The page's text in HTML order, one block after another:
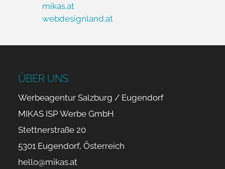
mikas.at
webdesignland.at
ÜBER UNS
Werbeagentur Salzburg / Eugendorf
MIKAS ISP Werbe GmbH
Stettnerstraße 20
5301 Eugendorf, Österreich
hello@mikas.at